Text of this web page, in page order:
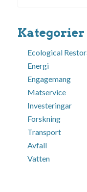
Kategorier
Ecological
Energi
Engagemang
Matservice
Investeringar
Forskning
Transport
Avfall
Vatten